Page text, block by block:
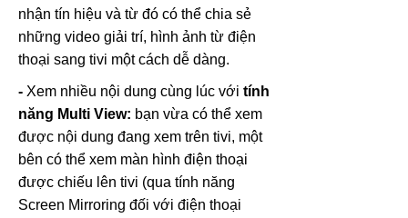
nhận tín hiệu và từ đó có thể chia sẻ
những video giải trí, hình ảnh từ điện
thoại sang tivi một cách dễ dàng.
- Xem nhiều nội dung cùng lúc với tính
năng Multi View: bạn vừa có thể xem
được nội dung đang xem trên tivi, một
bên có thể xem màn hình điện thoại
được chiếu lên tivi (qua tính năng
Screen Mirroring đối với điện thoại